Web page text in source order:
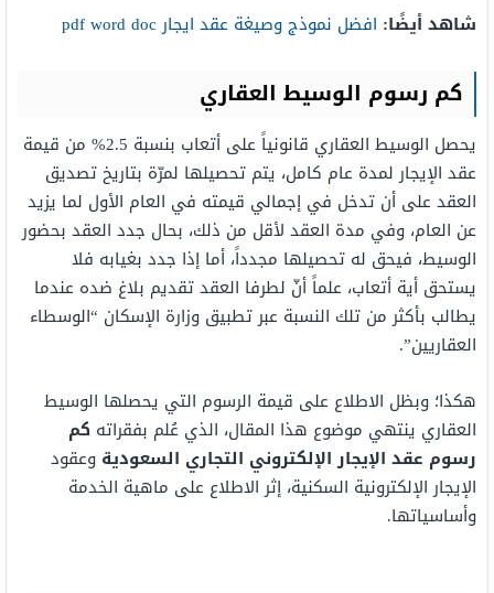
شاهد أيضًا: افضل نموذج وصيغة عقد ايجار pdf word doc
كم رسوم الوسيط العقاري
يحصل الوسيط العقاري قانونياً على أتعاب بنسبة 2.5% من قيمة
عقد الإيجار لمدة عام كامل، يتم تحصيلها لمرّة بتاريخ تصديق
العقد على أن تدخل في إجمالي قيمته في العام الأول لما يزيد
عن العام، وفي مدة العقد لأقل من ذلك، بحال جدد العقد بحضور
الوسيط، فيحق له تحصيلها مجدداً، أما إذا جدد بغيابه فلا
يستحق أية أتعاب، علماً أنّ لطرفا العقد تقديم بلاغ ضده عندما
يطالب بأكثر من تلك النسبة عبر تطبيق وزارة الإسكان “الوسطاء
العقاريين”.
هكذا؛ وبظل الاطلاع على قيمة الرسوم التي يحصلها الوسيط
العقاري ينتهي موضوع هذا المقال، الذي عُلم بفقراته كم
رسوم عقد الإيجار الإلكتروني التجاري السعودية وعقود
الإيجار الإلكترونية السكنية، إثر الاطلاع على ماهية الخدمة
وأساسياتها.